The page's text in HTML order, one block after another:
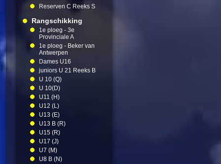
Reserven C Reeks S
Rangschikking
1e ploeg - 3e
Provinciale A
1e ploeg - Beker van
Antwerpen
Dames U16
juniors U 21 Reeks B
U 10 (Q)
U 10(D)
U11 (H)
U12 (L)
U13 (E)
U13 B (R)
U15 (R)
U17 (J)
U7 (M)
U8 B (N)